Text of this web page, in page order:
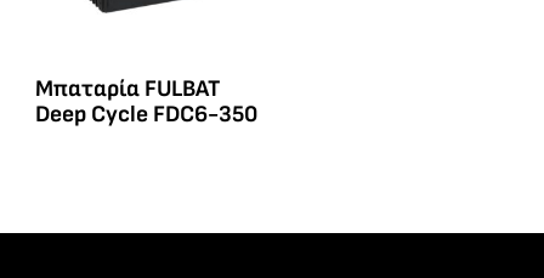
Μπαταρία FULBAT
Deep Cycle FDC6-350